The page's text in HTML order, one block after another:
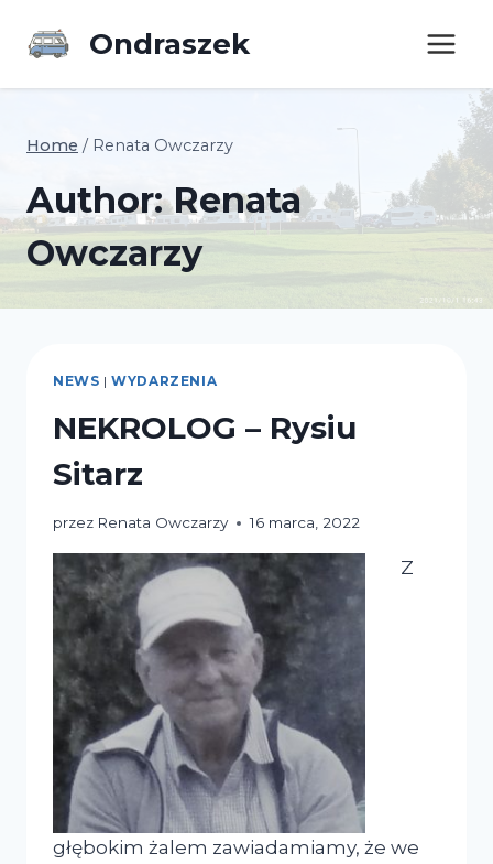
Ondraszek
Home / Renata Owczarzy
Author: Renata
Owczarzy
NEWS |WYDARZENIA
NEKROLOG – Rysiu
Sitarz
przez Renata Owczarzy 16 marca, 2022
Z
głębokim żalem zawiadamiamy, że we